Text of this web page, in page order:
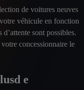
de voitures neuves
véhicule en fonction
sont possibles.
concessionnaire le
e